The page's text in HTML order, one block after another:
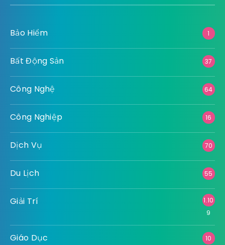
Bảo Hiểm 1
Bất Động Sản 37
Công Nghệ 64
Công Nghiệp 16
Dịch Vụ 70
Du Lịch 55
Giải Trí
1.10
9
Giáo Dục 10